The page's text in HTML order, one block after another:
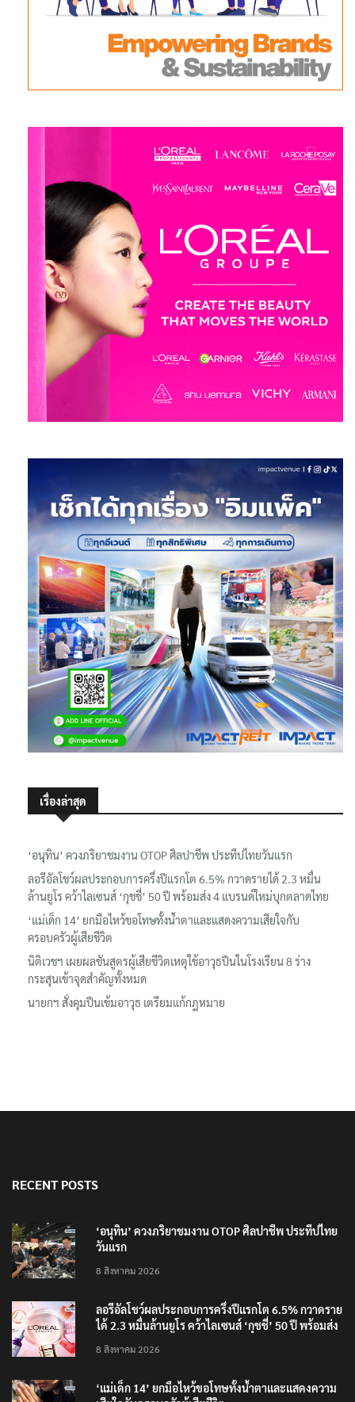
เรื่องล่าสุด
‘อนุทิน’ ควงภริยาชมงาน OTOP ศิลปาชีพ ประทีปไทยวันแรก
ลอรีอัลโชว์ผลประกอบการครึ่งปีแรกโต 6.5% กวาดรายได้ 2.3 หมื่น
ล้านยูโร คว้าไลเซนส์ ‘กุชชี่’ 50 ปี พร้อมส่ง 4 แบรนด์ใหม่บุกตลาดไทย
‘แม่เด็ก 14’ ยกมือไหว้ขอโทษทั้งน้ำตาและแสดงความเสียใจกับ
ครอบครัวผู้เสียชีวิต
นิติเวชฯ เผยผลชันสูตรผู้เสียชีวิตเหตุใช้อาวุธปืนในโรงเรียน 8 ร่าง
กระสุนเข้าจุดสำคัญทั้งหมด
นายกฯ สั่งคุมปืนเข้มอาวุธ เตรียมแก้กฎหมาย
RECENT POSTS
‘อนุทิน’ ควงภริยาชมงาน OTOP ศิลปาชีพ ประทีปไทย
วันแรก
8 สิงหาคม 2026
ลอรีอัลโชว์ผลประกอบการครึ่งปีแรกโต 6.5% กวาดราย
ได้ 2.3 หมื่นล้านยูโร คว้าไลเซนส์ ‘กุชชี่’ 50 ปี พร้อมส่ง
8 สิงหาคม 2026
‘แม่เด็ก 14’ ยกมือไหว้ขอโทษทั้งน้ำตาและแสดงความ